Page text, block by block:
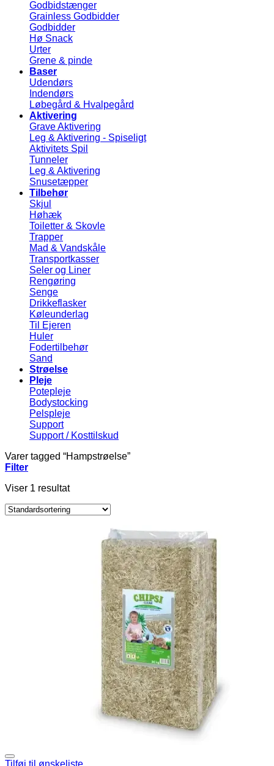
Godbidstænger
Grainless Godbidder
Godbidder
Hø Snack
Urter
Grene & pinde
Baser
Udendørs
Indendørs
Løbegård & Hvalpegård
Aktivering
Grave Aktivering
Leg & Aktivering - Spiseligt
Aktivitets Spil
Tunneler
Leg & Aktivering
Snusetæpper
Tilbehør
Skjul
Høhæk
Toiletter & Skovle
Trapper
Mad & Vandskåle
Transportkasser
Seler og Liner
Rengøring
Senge
Drikkeflasker
Køleunderlag
Til Ejeren
Huler
Fodertilbehør
Sand
Strøelse
Pleje
Potepleje
Bodystocking
Pelspleje
Support
Support / Kosttilskud
Varer tagged “Hampstrøelse”
Filter
Viser 1 resultat